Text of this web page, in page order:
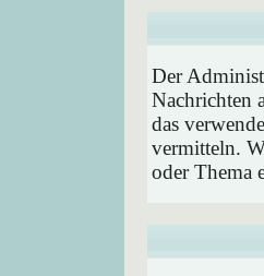
Der
Nachrichten
das
vermitteln.
oder Thema